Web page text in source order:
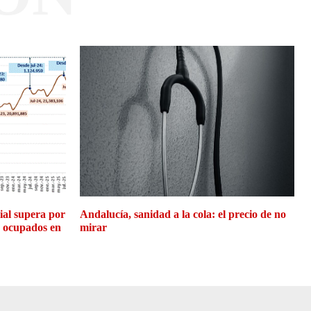
supera por
en
Andalucía, sanidad a la cola: el precio de no
mirar